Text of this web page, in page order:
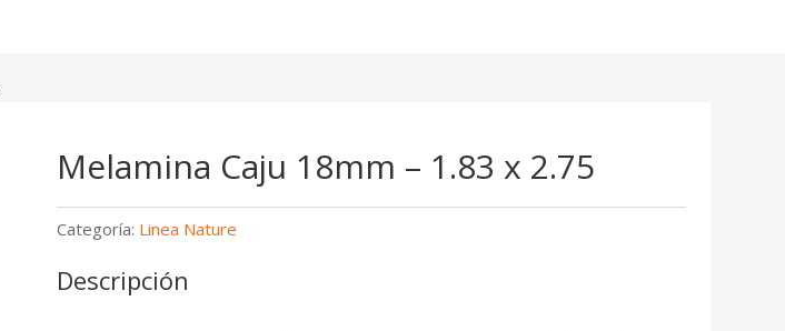
Melamina Caju 18mm – 1.83 x 2.75
Categoría: Linea Nature
Descripción